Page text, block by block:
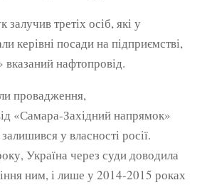
третіх осіб, які у
керівні посади на підприємстві,
нафтопровід.
провадження,
«Самара-Західний напрямок»
у власності росії.
Україна через суди доводила
ним, і лише у 2014-2015 роках